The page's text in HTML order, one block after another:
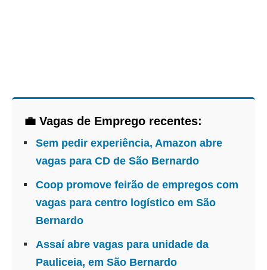
💼 Vagas de Emprego recentes:
Sem pedir experiência, Amazon abre
vagas para CD de São Bernardo
Coop promove feirão de empregos com
vagas para centro logístico em São
Bernardo
Assaí abre vagas para unidade da
Pauliceia, em São Bernardo